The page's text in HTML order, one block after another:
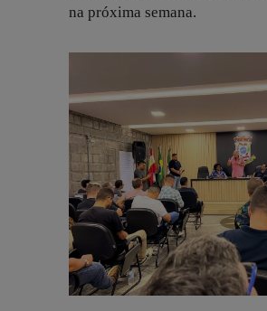
na próxima semana.